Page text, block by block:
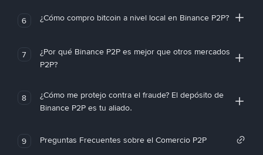
6 ¿Cómo compro bitcoin a nivel local en Binance P2P?
7
¿Por qué Binance P2P es mejor que otros mercados
P2P?
8
¿Cómo me protejo contra el fraude? El depósito de
Binance P2P es tu aliado.
9 Preguntas Frecuentes sobre el Comercio P2P